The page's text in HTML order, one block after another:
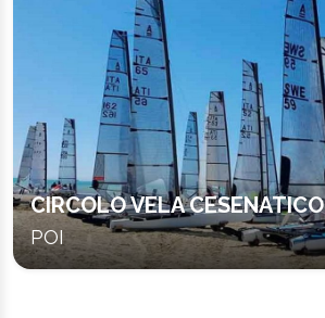
CIRCOLO VELA CESENATICO
POI